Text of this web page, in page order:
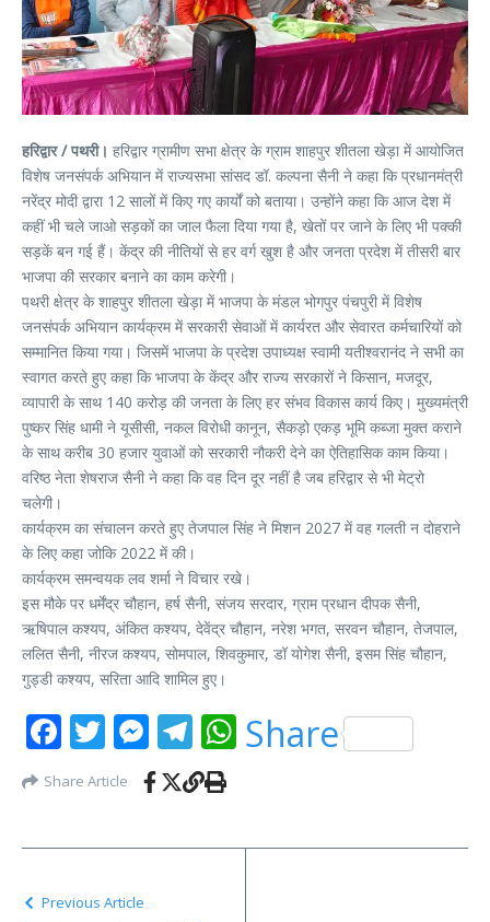
हरिद्वार / पथरी। हरिद्वार ग्रामीण सभा क्षेत्र के ग्राम शाहपुर शीतला खेड़ा में आयोजित
विशेष जनसंपर्क अभियान में राज्यसभा सांसद डॉ. कल्पना सैनी ने कहा कि प्रधानमंत्री
नरेंद्र मोदी द्वारा 12 सालों में किए गए कार्यों को बताया। उन्होंने कहा कि आज देश में
कहीं भी चले जाओ सड़कों का जाल फैला दिया गया है, खेतों पर जाने के लिए भी पक्की
सड़कें बन गई हैं। केंद्र की नीतियों से हर वर्ग खुश है और जनता प्रदेश में तीसरी बार
भाजपा की सरकार बनाने का काम करेगी।
पथरी क्षेत्र के शाहपुर शीतला खेड़ा में भाजपा के मंडल भोगपुर पंचपुरी में विशेष
जनसंपर्क अभियान कार्यक्रम में सरकारी सेवाओं में कार्यरत और सेवारत कर्मचारियों को
सम्मानित किया गया। जिसमें भाजपा के प्रदेश उपाध्यक्ष स्वामी यतीश्वरानंद ने सभी का
स्वागत करते हुए कहा कि भाजपा के केंद्र और राज्य सरकारों ने किसान, मजदूर,
व्यापारी के साथ 140 करोड़ की जनता के लिए हर संभव विकास कार्य किए। मुख्यमंत्री
पुष्कर सिंह धामी ने यूसीसी, नकल विरोधी कानून, सैकड़ो एकड़ भूमि कब्जा मुक्त कराने
के साथ करीब 30 हजार युवाओं को सरकारी नौकरी देने का ऐतिहासिक काम किया।
वरिष्ठ नेता शेषराज सैनी ने कहा कि वह दिन दूर नहीं है जब हरिद्वार से भी मेट्रो
चलेगी।
कार्यक्रम का संचालन करते हुए तेजपाल सिंह ने मिशन 2027 में वह गलती न दोहराने
के लिए कहा जोकि 2022 में की।
कार्यक्रम समन्वयक लव शर्मा ने विचार रखे।
इस मौके पर धर्मेंद्र चौहान, हर्ष सैनी, संजय सरदार, ग्राम प्रधान दीपक सैनी,
ऋषिपाल कश्यप, अंकित कश्यप, देवेंद्र चौहान, नरेश भगत, सरवन चौहान, तेजपाल,
ललित सैनी, नीरज कश्यप, सोमपाल, शिवकुमार, डॉ योगेश सैनी, इसम सिंह चौहान,
गुड्डी कश्यप, सरिता आदि शामिल हुए।
Facebook
Twitter
Messenger
Telegram
WhatsApp
Share
Share Article
Previous Article